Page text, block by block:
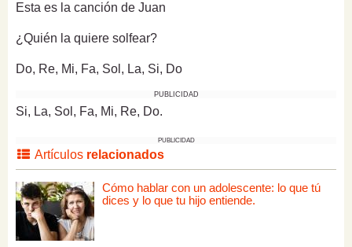
Esta es la canción de Juan
¿Quién la quiere solfear?
Do, Re, Mi, Fa, Sol, La, Si, Do
PUBLICIDAD
Si, La, Sol, Fa, Mi, Re, Do.
PUBLICIDAD
Artículos relacionados
Cómo hablar con un adolescente: lo que tú
dices y lo que tu hijo entiende.